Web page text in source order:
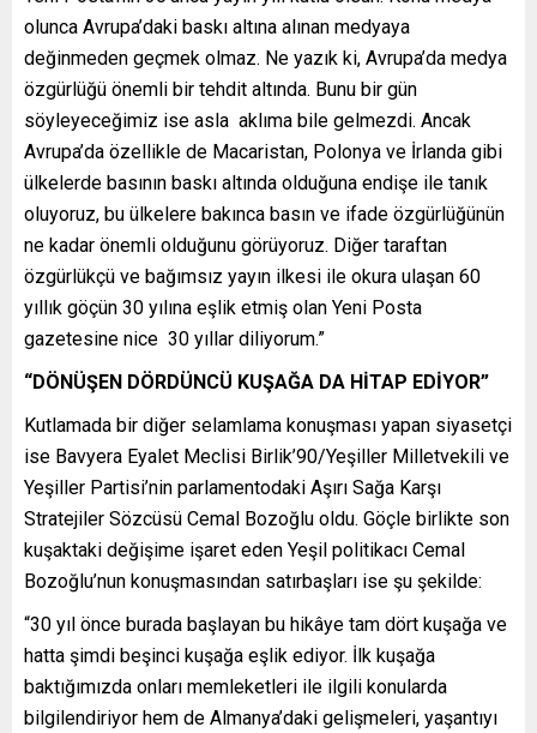
olunca Avrupa’daki baskı altına alınan medyaya
değinmeden geçmek olmaz. Ne yazık ki, Avrupa’da medya
özgürlüğü önemli bir tehdit altında. Bunu bir gün
söyleyeceğimiz ise asla aklıma bile gelmezdi. Ancak
Avrupa’da özellikle de Macaristan, Polonya ve İrlanda gibi
ülkelerde basının baskı altında olduğuna endişe ile tanık
oluyoruz, bu ülkelere bakınca basın ve ifade özgürlüğünün
ne kadar önemli olduğunu görüyoruz. Diğer taraftan
özgürlükçü ve bağımsız yayın ilkesi ile okura ulaşan 60
yıllık göçün 30 yılına eşlik etmiş olan Yeni Posta
gazetesine nice 30 yıllar diliyorum.”
“DÖNÜŞEN DÖRDÜNCÜ KUŞAĞA DA HİTAP EDİYOR”
Kutlamada bir diğer selamlama konuşması yapan siyasetçi
ise Bavyera Eyalet Meclisi Birlik’90/Yeşiller Milletvekili ve
Yeşiller Partisi’nin parlamentodaki Aşırı Sağa Karşı
Stratejiler Sözcüsü Cemal Bozoğlu oldu. Göçle birlikte son
kuşaktaki değişime işaret eden Yeşil politikacı Cemal
Bozoğlu’nun konuşmasından satırbaşları ise şu şekilde:
“30 yıl önce burada başlayan bu hikâye tam dört kuşağa ve
hatta şimdi beşinci kuşağa eşlik ediyor. İlk kuşağa
baktığımızda onları memleketleri ile ilgili konularda
bilgilendiriyor hem de Almanya’daki gelişmeleri, yaşantıyı